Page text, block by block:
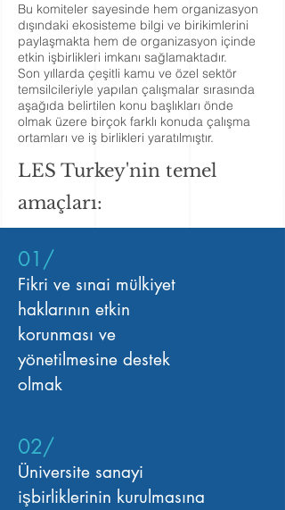
Bu komiteler sayesinde hem organizasyon
dışındaki ekosisteme bilgi ve birikimlerini
paylaşmakta hem de organizasyon içinde
etkin işbirlikleri imkanı sağlamaktadır.
Son yıllarda çeşitli kamu ve özel sektör
temsilcileriyle yapılan çalışmalar sırasında
aşağıda belirtilen konu başlıkları önde
olmak üzere birçok farklı konuda çalışma
ortamları ve iş birlikleri yaratılmıştır.
LES Turkey'nin temel
amaçları:
01/
Fikri ve sınai mülkiyet
haklarının etkin
korunması ve
yönetilmesine destek
olmak
02/
Üniversite sanayi
işbirliklerinin kurulmasına